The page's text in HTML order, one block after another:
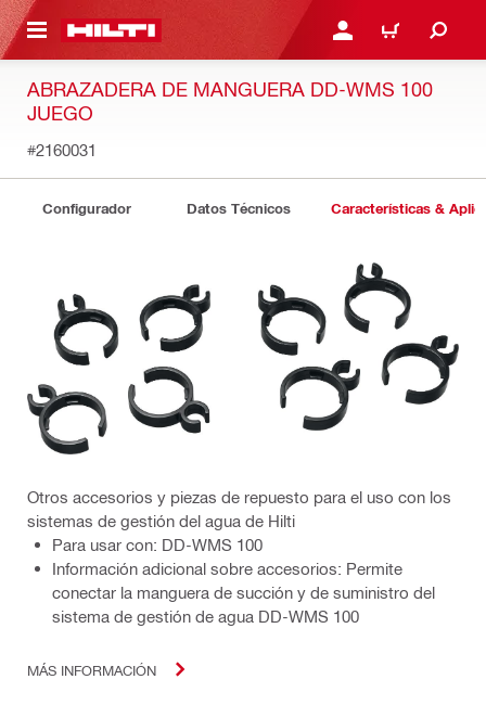
PRINCIPAL INICIE SESIÓN O
CARRITO
ABRAZADERA DE MANGUERA DD-WMS 100
JUEGO
#2160031
Configurador Datos Técnicos Características &
Otros accesorios y piezas de repuesto para el uso con los
sistemas de gestión del agua de Hilti
Para usar con: DD-WMS 100
Información adicional sobre accesorios: Permite
conectar la manguera de succión y de suministro del
sistema de gestión de agua DD-WMS 100
MÁS INFORMACIÓN